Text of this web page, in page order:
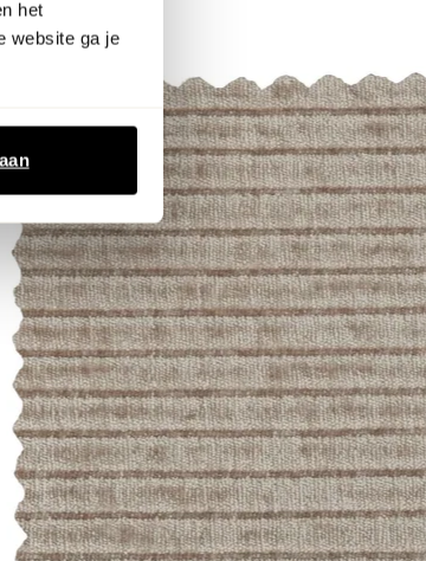
het
website ga je